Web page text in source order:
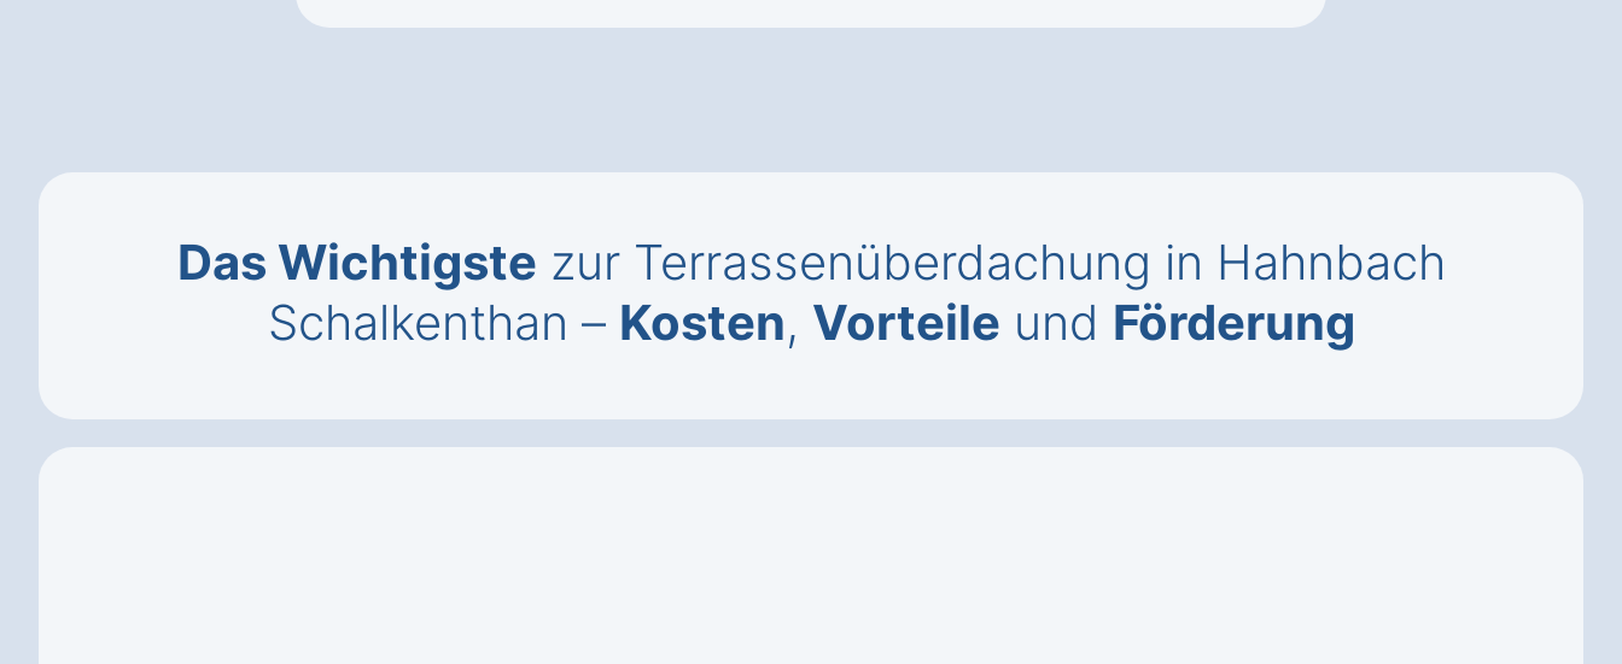
Das Wichtigste zur Terrassenüberdachung in Hahnbach
Schalkenthan – Kosten, Vorteile und Förderung